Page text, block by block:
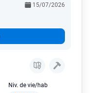
15/07/2026
Niv. de vie/hab